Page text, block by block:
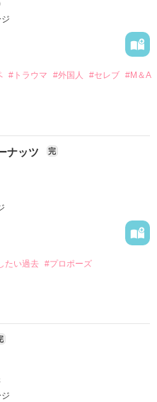
#トラウマ #外国人 #セレブ #M＆A
に
ったのは
ナッツ 完
たい過去 #プロポーズ
蔵の街にあるスイーツスタ
ツ」はいかかですか？